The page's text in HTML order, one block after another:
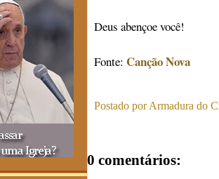
Deus abençoe você!
Fonte: Canção Nova
Postado porArmadura do
0 comentários: